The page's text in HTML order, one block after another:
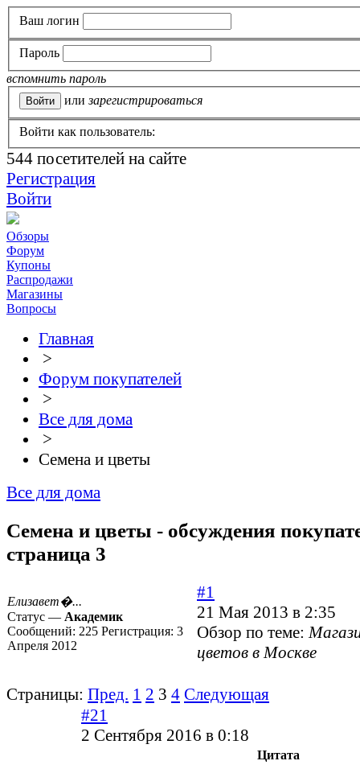
Ваш логин
Пароль
вспомнить пароль
или зарегистрироваться
Войти как пользователь:
544 посетителей на сайте
Регистрация
Войти
Обзоры
Форум
Купоны
Распродажи
Магазины
Вопросы
Главная
>
Форум покупателей
>
Все для дома
>
Семена и цветы
Все для дома
Семена и цветы - обсуждения
страница 3
Елизавет�...
Статус — Академик
Сообщений: 225 Регистрация: 3
Апреля 2012
#1
21 Мая 2013 в 2:35
Обзор по теме:
цветов в Москве
Страницы: Пред. 1 2 3 4 Следующая
#21
2 Сентября 2016 в 0:18
Цитата